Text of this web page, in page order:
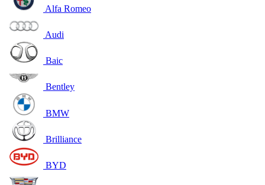
Alfa Romeo
Audi
Baic
Bentley
BMW
Brilliance
BYD